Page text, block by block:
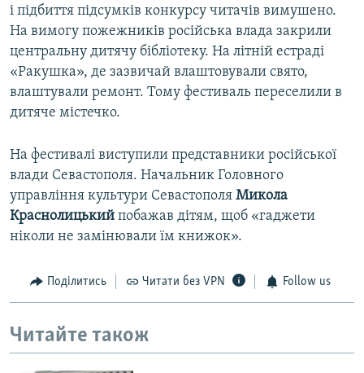
і підбиття підсумків конкурсу читачів вимушено.
На вимогу пожежників російська влада закрили
центральну дитячу бібліотеку. На літній естраді
«Ракушка», де зазвичай влаштовували свято,
влаштували ремонт. Тому фестиваль переселили в
дитяче містечко.
На фестивалі виступили представники російської
влади Севастополя. Начальник Головного
управління культури Севастополя Микола
Краснолицький побажав дітям, щоб «гаджети
ніколи не замінювали їм книжок».
Поділитись Читати без VPN Follow us
Читайте також